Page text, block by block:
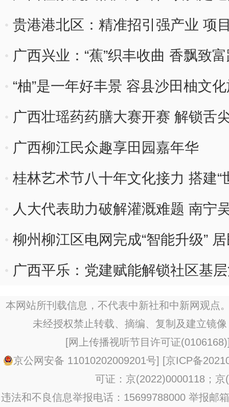
贵港港北区：精准招引强产业 项
广西兴业：“蕉”织丰收曲 香飘致
“柚”是一年好丰景 容县沙田柚文
广西壮瑶药药膳大赛开赛 解锁舌
广西柳江民众趣享田园嘉年华
桂林艺术节八十年文化接力 搭建“
人大代表助力破解灌溉难题 南宁
柳州柳江区电网完成“智能升级”
广西平乐：党建赋能解锁社区基
本网站所刊载信息，不代表中新社和中新网观点
未经授权禁止转载、摘编、复制及建立镜
[网上传播视听节目许可证(0106168)
京公网安备 11010202009201号] [京ICP备
可证：京(2022)0000118；京
违法和不良信息举报电话：15699788000 举报邮